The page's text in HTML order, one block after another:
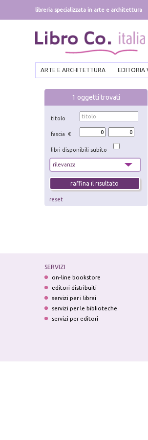
libreria specializzata in arte e architettura
ARTE E ARCHITETTURA EDITORIA
1 oggetti trovati
titolo
fascia €
libri disponibili subito
reset
SERVIZI
on-line bookstore
editori distribuiti
servizi per i librai
servizi per le biblioteche
servizi per editori